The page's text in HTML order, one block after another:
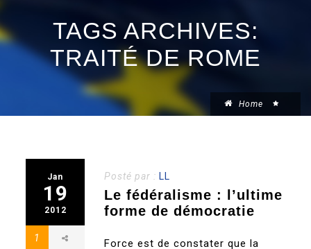
TAGS ARCHIVES:
TRAITÉ DE ROME
Home
Jan
19
2012
1
Posté par : LL
Le fédéralisme : l’ultime
forme de démocratie
Force est de constater que la